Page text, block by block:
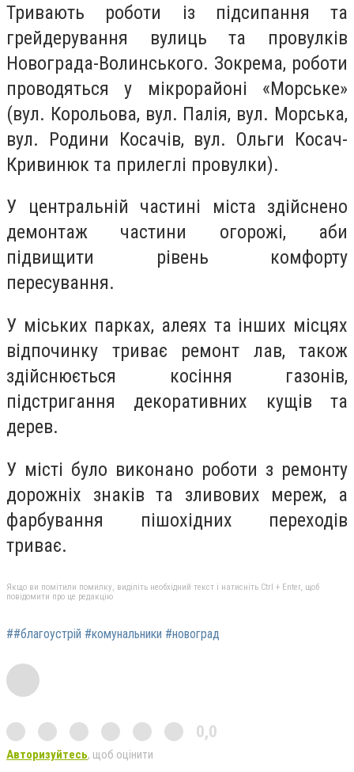
Тривають роботи із підсипання та
грейдерування вулиць та провулків
Новограда-Волинського. Зокрема, роботи
проводяться у мікрорайоні «Морське»
(вул. Корольова, вул. Палія, вул. Морська,
вул. Родини Косачів, вул. Ольги Косач-
Кривинюк та прилеглі провулки).
У центральній частині міста здійснено
демонтаж частини огорожі, аби
підвищити рівень комфорту
пересування.
У міських парках, алеях та інших місцях
відпочинку триває ремонт лав, також
здійснюється косіння газонів,
підстригання декоративних кущів та
дерев.
У місті було виконано роботи з ремонту
дорожніх знаків та зливових мереж, а
фарбування пішохідних переходів
триває.
Якщо ви помітили помилку, виділіть необхідний текст і натисніть Ctrl + Enter, щоб
повідомити про це редакцію
##благоустрій #комунальники #новоград
0,0
Авторизуйтесь, щоб оцінити